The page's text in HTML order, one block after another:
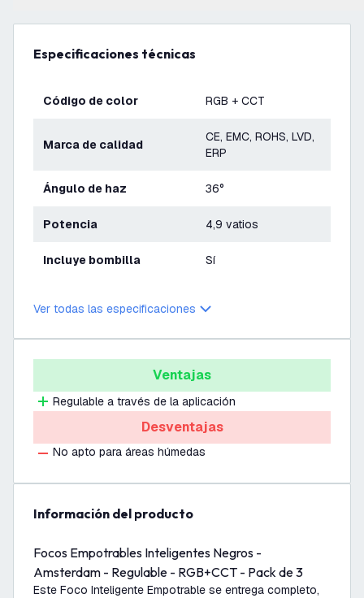
Especificaciones técnicas
Código de color RGB + CCT
Marca de calidad
CE, EMC, ROHS, LVD,
ERP
Ángulo de haz 36°
Potencia 4,9 vatios
Incluye bombilla Sí
Ver todas las especificaciones
Ventajas
Regulable a través de la aplicación
Desventajas
No apto para áreas húmedas
información del producto
Focos Empotrables Inteligentes Negros -
Amsterdam - Regulable - RGB+CCT - Pack de 3
Este Foco Inteligente Empotrable se entrega completo,